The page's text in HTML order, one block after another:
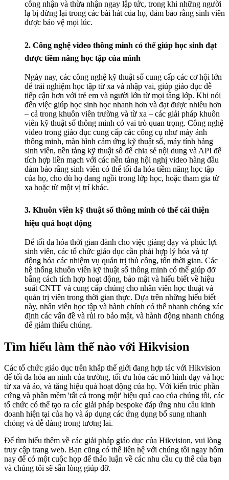
công nhận và thừa nhận ngay lập tức, trong khi những người
lạ bị dừng lại trong các bài hát của họ, đảm bảo rằng sinh viên
được bảo vệ mọi lúc.
2. Công nghệ video thông minh có thể giúp học sinh đạt
được tiềm năng học tập của mình
Ngày nay, các công nghệ kỹ thuật số cung cấp các cơ hội lớn
để trải nghiệm học tập từ xa và nhập vai, giúp giáo dục dễ
tiếp cận hơn với trẻ em và người lớn từ mọi tầng lớp. Khi nói
đến việc giúp học sinh học nhanh hơn và đạt được nhiều hơn
– cả trong khuôn viên trường và từ xa – các giải pháp khuôn
viên kỹ thuật số thông minh có vai trò quan trọng. Công nghệ
video trong giáo dục cung cấp các công cụ như máy ảnh
thông minh, màn hình cảm ứng kỹ thuật số, máy tính bảng
sinh viên, nền tảng kỹ thuật số để chia sẻ nội dung và API để
tích hợp liền mạch với các nền tảng hội nghị video hàng đầu
đảm bảo rằng sinh viên có thể tối đa hóa tiềm năng học tập
của họ, cho dù họ đang ngồi trong lớp học, hoặc tham gia từ
xa hoặc từ một vị trí khác.
3. Khuôn viên kỹ thuật số thông minh có thể cải thiện
hiệu quả hoạt động
Để tối đa hóa thời gian dành cho việc giảng dạy và phúc lợi
sinh viên, các tổ chức giáo dục cần phải hợp lý hóa và tự
động hóa các nhiệm vụ quản trị thủ công, tốn thời gian. Các
hệ thống khuôn viên kỹ thuật số thông minh có thể giúp đỡ
bằng cách tích hợp hoạt động, bảo mật và hiểu biết về hiệu
suất CNTT và cung cấp chúng cho nhân viên học thuật và
quản trị viên trong thời gian thực. Dựa trên những hiểu biết
này, nhân viên học tập và hành chính có thể nhanh chóng xác
định các vấn đề và rủi ro bảo mật, và hành động nhanh chóng
để giảm thiểu chúng.
Tìm hiểu làm thế nào với Hikvision
Các tổ chức giáo dục trên khắp thế giới đang hợp tác với Hikvision
để tối đa hóa an ninh của trường, tối ưu hóa các mô hình dạy và học
từ xa và ảo, và tăng hiệu quả hoạt động của họ. Với kiến ​​trúc phần
cứng và phần mềm 'tất cả trong một' hiệu quả cao của chúng tôi, các
tổ chức có thể tạo ra các giải pháp bespoke đáp ứng nhu cầu kinh
doanh hiện tại của họ và áp dụng các ứng dụng bổ sung nhanh
chóng và dễ dàng trong tương lai.
Để tìm hiểu thêm về các giải pháp giáo dục của Hikvision, vui lòng
truy cập trang web. Bạn cũng có thể liên hệ với chúng tôi ngay hôm
nay để có một cuộc họp để thảo luận về các nhu cầu cụ thể của bạn
và chúng tôi sẽ sẵn lòng giúp đỡ.